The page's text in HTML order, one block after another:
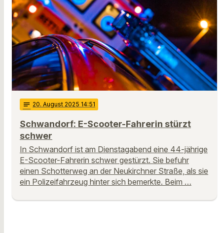
notes 20. August 2025 14:51
Schwandorf: E-Scooter-Fahrerin stürzt
schwer
In Schwandorf ist am Dienstagabend eine 44-jährige
E-Scooter-Fahrerin schwer gestürzt. Sie befuhr
einen Schotterweg an der Neukirchner Straße, als sie
ein Polizeifahrzeug hinter sich bemerkte. Beim …